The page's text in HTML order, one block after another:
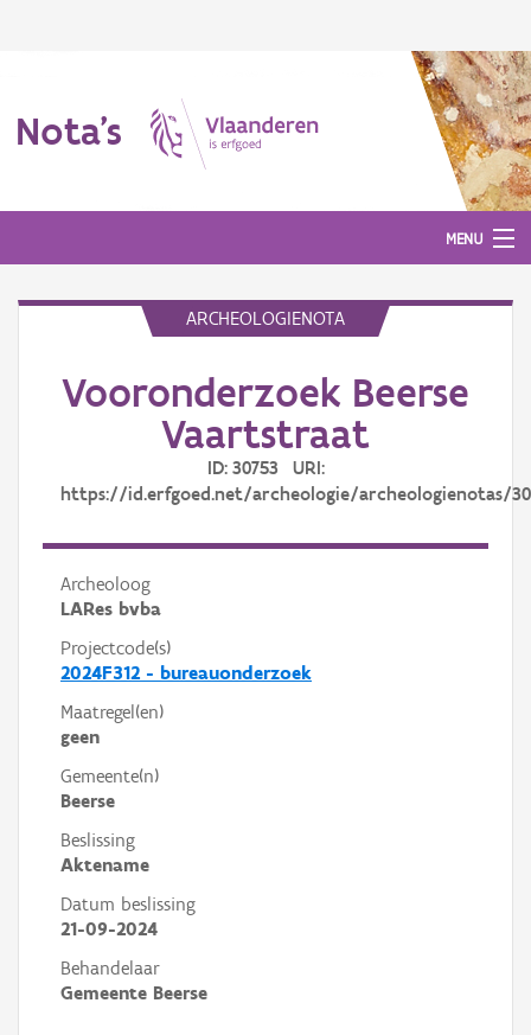
Nota's
MENU
Aanmelden
ARCHEOLOGIENOTA
Vooronderzoek Beerse
Vaartstraat
ID: 30753 URI:
https://id.erfgoed.net/archeologie/archeologienotas/
Archeoloog
LARes bvba
Projectcode(s)
2024F312 - bureauonderzoek
Maatregel(en)
geen
Gemeente(n)
Beerse
Beslissing
Aktename
Datum beslissing
21-09-2024
Behandelaar
Gemeente Beerse